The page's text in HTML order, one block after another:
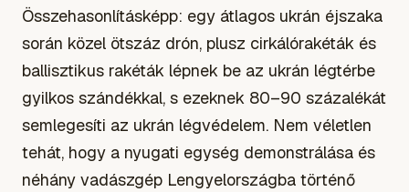
Összehasonlításképp: egy átlagos ukrán éjszaka
során közel ötszáz drón, plusz cirkálórakéták és
ballisztikus rakéták lépnek be az ukrán légtérbe
gyilkos szándékkal, s ezeknek 80–90 százalékát
semlegesíti az ukrán légvédelem. Nem véletlen
tehát, hogy a nyugati egység demonstrálása és
néhány vadászgép Lengyelországba történő